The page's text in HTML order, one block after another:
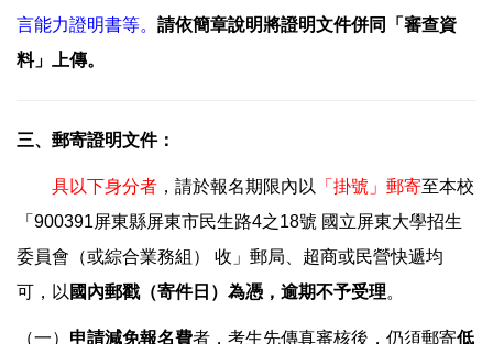
言能力證明書等。 請依簡章說明將證明文件併同「審查資
料」上傳。
三、郵寄證明文件：
具以下身分者 ，請於報名期限內以 「掛號」郵寄至本校
「900391屏東縣屏東市民生路4之18號 國立屏東大學招生
委員會（或綜合業務組） 收」郵局、超商或民營快遞均
可，以 國內郵戳（寄件日）為憑，逾期不予受理。
（一） 申請減免報名費者，考生先傳真審核後，仍須郵寄低